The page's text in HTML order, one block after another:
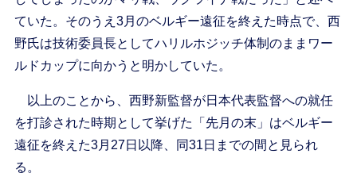
ていた。そのうえ3月のベルギー遠征を終えた時点で、西
野氏は技術委員長としてハリルホジッチ体制のままワー
ルドカップに向かうと明かしていた。
以上のことから、西野新監督が日本代表監督への就任
を打診された時期として挙げた「先月の末」はベルギー
遠征を終えた3月27日以降、同31日までの間と見られ
る。